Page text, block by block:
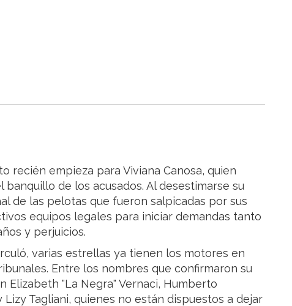
recién empieza para Viviana Canosa, quien
de los acusados. Al desestimarse su
de las pelotas que fueron salpicadas por sus
equipos legales para iniciar demandas tanto
y perjuicios.
varias estrellas ya tienen los motores en
Entre los nombres que confirmaron su
Elizabeth "La Negra" Vernaci, Humberto
Tagliani, quienes no están dispuestos a dejar